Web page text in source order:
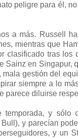
peligre para él,
a más. Russell
mientras que
clasificado tras los
Sainz en Singapur,
gestión del
siempre a lo
parece diluirse
y sólo
y parecían
y un